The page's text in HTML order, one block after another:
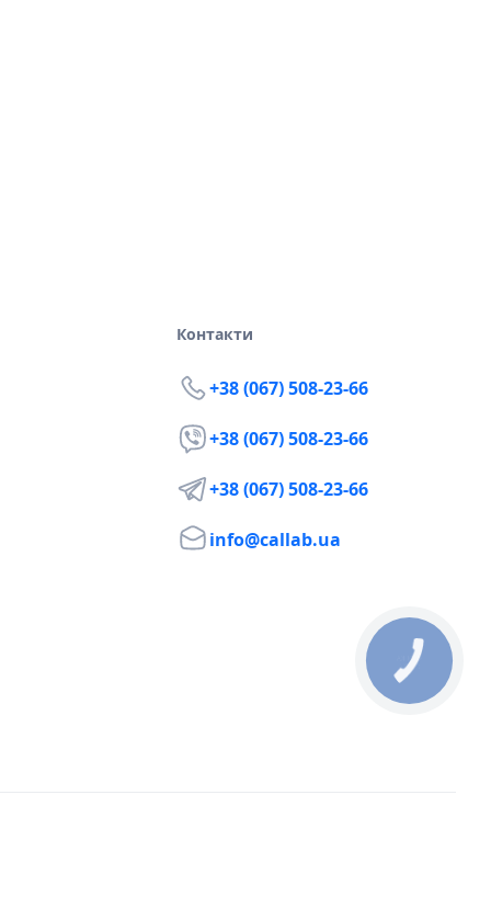
Контакти
+38 (067) 508-23-66
+38 (067) 508-23-66
+38 (067) 508-23-66
info@callab.ua